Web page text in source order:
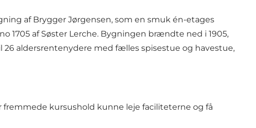
af Brygger Jørgensen, som en smuk én-etages
1705 af Søster Lerche. Bygningen brændte ned i 1905,
aldersrentenydere med fælles spisestue og havestue,
kursushold kunne leje faciliteterne og få